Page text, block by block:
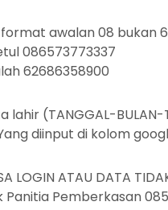
awalan 08 bukan
086573773337
62686358900
lahir (TANGGAL-BULAN-
diinput di kolom
LOGIN ATAU DATA
Pemberkasan